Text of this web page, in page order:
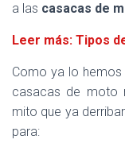
a las casacas de
Leer más: Tipos
Como ya lo
casacas de moto
mito que ya
para: